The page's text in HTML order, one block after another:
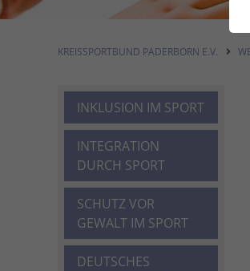
KREISSPORTBUND PADERBORN E.V.
INKLUSION IM SPORT
INTEGRATION
DURCH SPORT
SCHUTZ VOR
GEWALT IM SPORT
DEUTSCHES